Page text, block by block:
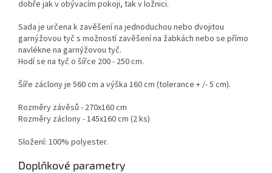
dobře jak v obývacím pokoji, tak v ložnici.
Sada je určena k zavěšení na jednoduchou nebo dvojitou
garnýžovou tyč s možností zavěšení na žabkách nebo se přímo
navlékne na garnýžovou tyč.
Hodí se na tyč o šířce 200 - 250 cm.
Šíře záclony je 560 cm a výška 160 cm (tolerance + /- 5 cm).
Rozměry závěsů - 270x160 cm
Rozměry záclony - 145x160 cm (2 ks)
Složení: 100% polyester.
Doplňkové parametry